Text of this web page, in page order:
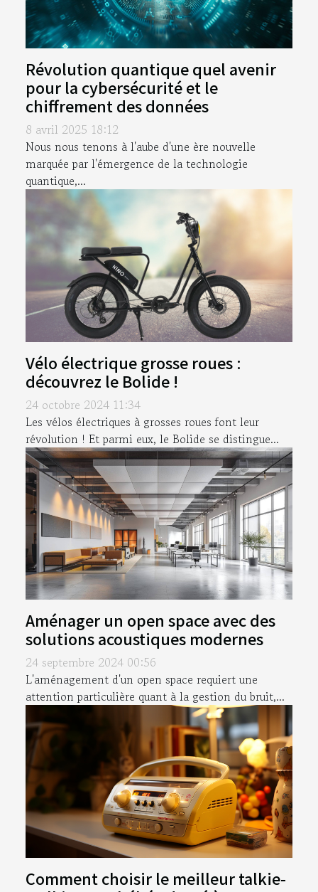
Révolution quantique quel avenir
pour la cybersécurité et le
chiffrement des données
8 avril 2025 18:12
Nous nous tenons à l'aube d'une ère nouvelle
marquée par l'émergence de la technologie
quantique,...
Vélo électrique grosse roues :
découvrez le Bolide !
24 octobre 2024 11:34
Les vélos électriques à grosses roues font leur
révolution ! Et parmi eux, le Bolide se distingue...
Aménager un open space avec des
solutions acoustiques modernes
24 septembre 2024 00:56
L'aménagement d'un open space requiert une
attention particulière quant à la gestion du bruit,...
Comment choisir le meilleur talkie-